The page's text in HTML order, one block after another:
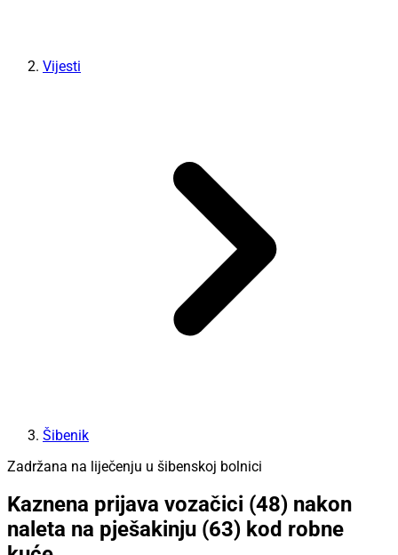
Vijesti
Šibenik
Zadržana na liječenju u šibenskoj bolnici
Kaznena prijava vozačici (48) nakon
naleta na pješakinju (63) kod robne